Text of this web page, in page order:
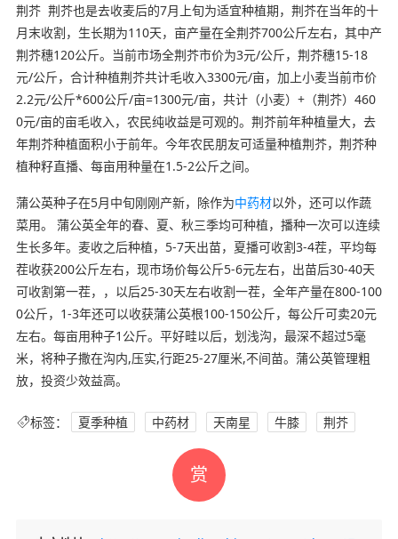
荆芥 荆芥也是去收麦后的7月上旬为适宜种植期，荆芥在当年的十
月末收割，生长期为110天，亩产量在全荆芥700公斤左右，其中产
荆芥穗120公斤。当前市场全荆芥市价为3元/公斤，荆芥穗15-18
元/公斤，合计种植荆芥共计毛收入3300元/亩，加上小麦当前市价
2.2元/公斤*600公斤/亩=1300元/亩，共计（小麦）+（荆芥）460
0元/亩的亩毛收入，农民纯收益是可观的。荆芥前年种植量大，去
年荆芥种植面积小于前年。今年农民朋友可适量种植荆芥，荆芥种
植种籽直播、每亩用种量在1.5-2公斤之间。
蒲公英种子在5月中旬刚刚产新，除作为中药材以外，还可以作蔬
菜用。 蒲公英全年的春、夏、秋三季均可种植，播种一次可以连续
生长多年。麦收之后种植，5-7天出苗，夏播可收割3-4茬，平均每
茬收获200公斤左右，现市场价每公斤5-6元左右，出苗后30-40天
可收割第一茬，，以后25-30天左右收割一茬，全年产量在800-100
0公斤，1-3年还可以收获蒲公英根100-150公斤，每公斤可卖20元
左右。每亩用种子1公斤。平好畦以后，划浅沟，最深不超过5毫
米，将种子撒在沟内,压实,行距25-27厘米,不间苗。蒲公英管理粗
放，投资少效益高。
标签： 夏季种植 中药材 天南星 牛膝 荆芥
赏